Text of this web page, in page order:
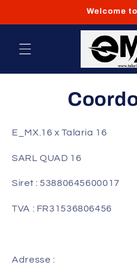
au
Welcome
E_MX.16 x Talaria 16
SARL QUAD 16
Siret : 53880645600017
TVA : FR31536806456
Adresse :